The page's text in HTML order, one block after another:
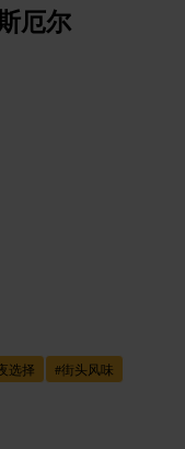
厄尔
选择 #街头风味